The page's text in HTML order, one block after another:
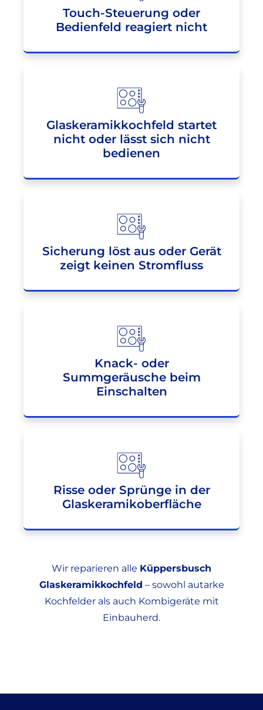
Touch-Steuerung oder
Bedienfeld reagiert nicht
Glaskeramikkochfeld startet
nicht oder lässt sich nicht
bedienen
Sicherung löst aus oder Gerät
zeigt keinen Stromfluss
Knack- oder
Summgeräusche beim
Einschalten
Risse oder Sprünge in der
Glaskeramikoberfläche
Wir reparieren alle Küppersbusch
Glaskeramikkochfeld – sowohl autarke
Kochfelder als auch Kombigeräte mit
Einbauherd.